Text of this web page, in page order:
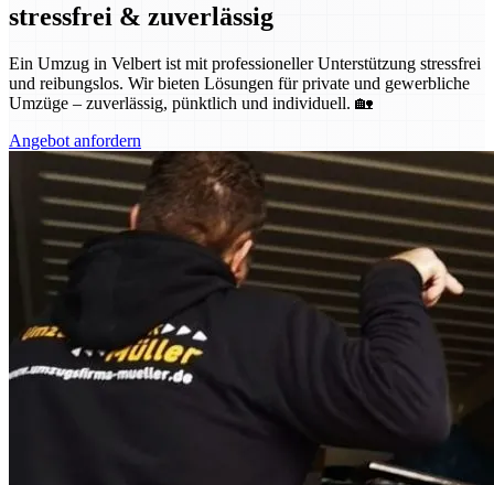
stressfrei & zuverlässig
Ein Umzug in Velbert ist mit professioneller Unterstützung stressfrei
und reibungslos. Wir bieten Lösungen für private und gewerbliche
Umzüge – zuverlässig, pünktlich und individuell. 🏡
Angebot anfordern